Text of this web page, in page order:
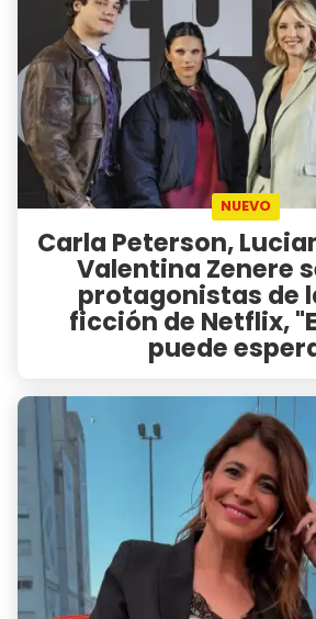
NUEVO
Carla Peterson,
Valentina Zenere
protagonistas de
ficción de Netflix,
puede